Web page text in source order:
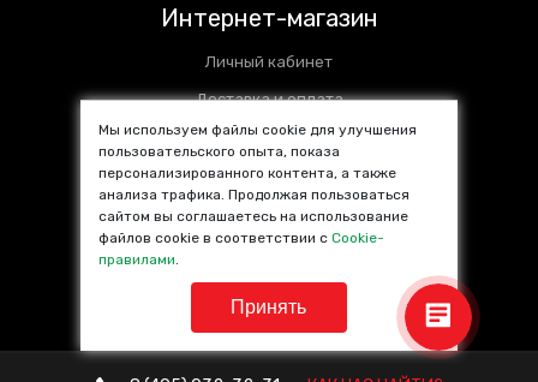
Интернет-магазин
Личный кабинет
Доставка и оплата
Установочные центры
Контакты
SALE %
Популярные товары
Мы используем файлы cookie для улучшения
пользовательского опыта, показа
персонализированного контента, а также
анализа трафика. Продолжая пользоваться
сайтом вы соглашаетесь на использование
файлов cookie в соответствии сCookie-
правилами.
Принять